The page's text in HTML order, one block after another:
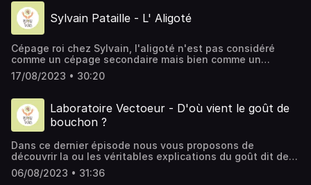
tous les curseurs au maximum afin d'obtenir la plus pure
expression de ses terroirs.
Sylvain Pataille - L' Aligoté
Cépage roi chez Sylvain, l'aligoté n'est pas considéré
comme un cépage secondaire mais bien comme un
cépage majeur. Vigneron référence et emblématique sur
ce sujet il est notamment avec d'autres vignerons à
faire bouger les lignes et de promouvoir ce cépage. Si
vous avez des questions, n'hésitez pas à nous contacter.
Bonne écoute ! Domaine Sylvain Pataille 21160
: domaine.sylvain.pataille@wanadoo.fr Nous retrouver :
Instagram : @lavoixdesvignes Email :
voixdesvignes@gmail.com
17/08/2023 • 30:20
Laboratoire Vectoeur - D'où vient le goût de
bouchon ?
Dans ce dernier épisode nous vous proposons de
découvrir la ou les véritables explications du goût dit de
bouchon. Vous verrez que nos deux experts cassent les
idées reçues... Car oui on parle ici des et non du goût de
06/08/2023 • 31:36